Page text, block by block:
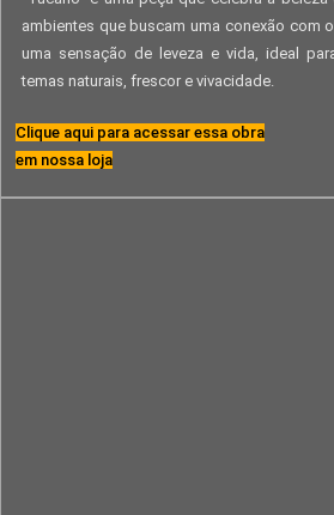
ambientes que buscam uma conexão com
uma sensação de leveza e vida, ideal
temas naturais, frescor e vivacidade.
Clique aqui para acessar essa obra
em nossa loja